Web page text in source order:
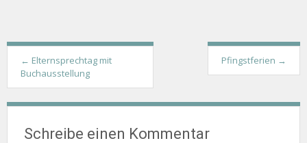
Post
navigation
← Elternsprechtag mit
Buchausstellung
Pfingstferien →
Schreibe einen Kommentar